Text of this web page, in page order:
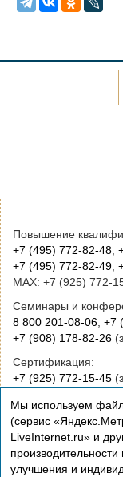
Повышение
+7 (495) 772-82-48,
+7 (495) 772-82-49,
MAX: +7 (925) 772-
Семинары и
8 800 201-08-06, +7
+7 (908) 178-82-26
Сертификация:
+7 (925) 772-15-45
Приобретение книг:
+7 (495) 772-00-14,
Консультационные
+7 (495) 772-01-83,
Мы используем
(сервис
LiveInternet.ru» и
улучшения и